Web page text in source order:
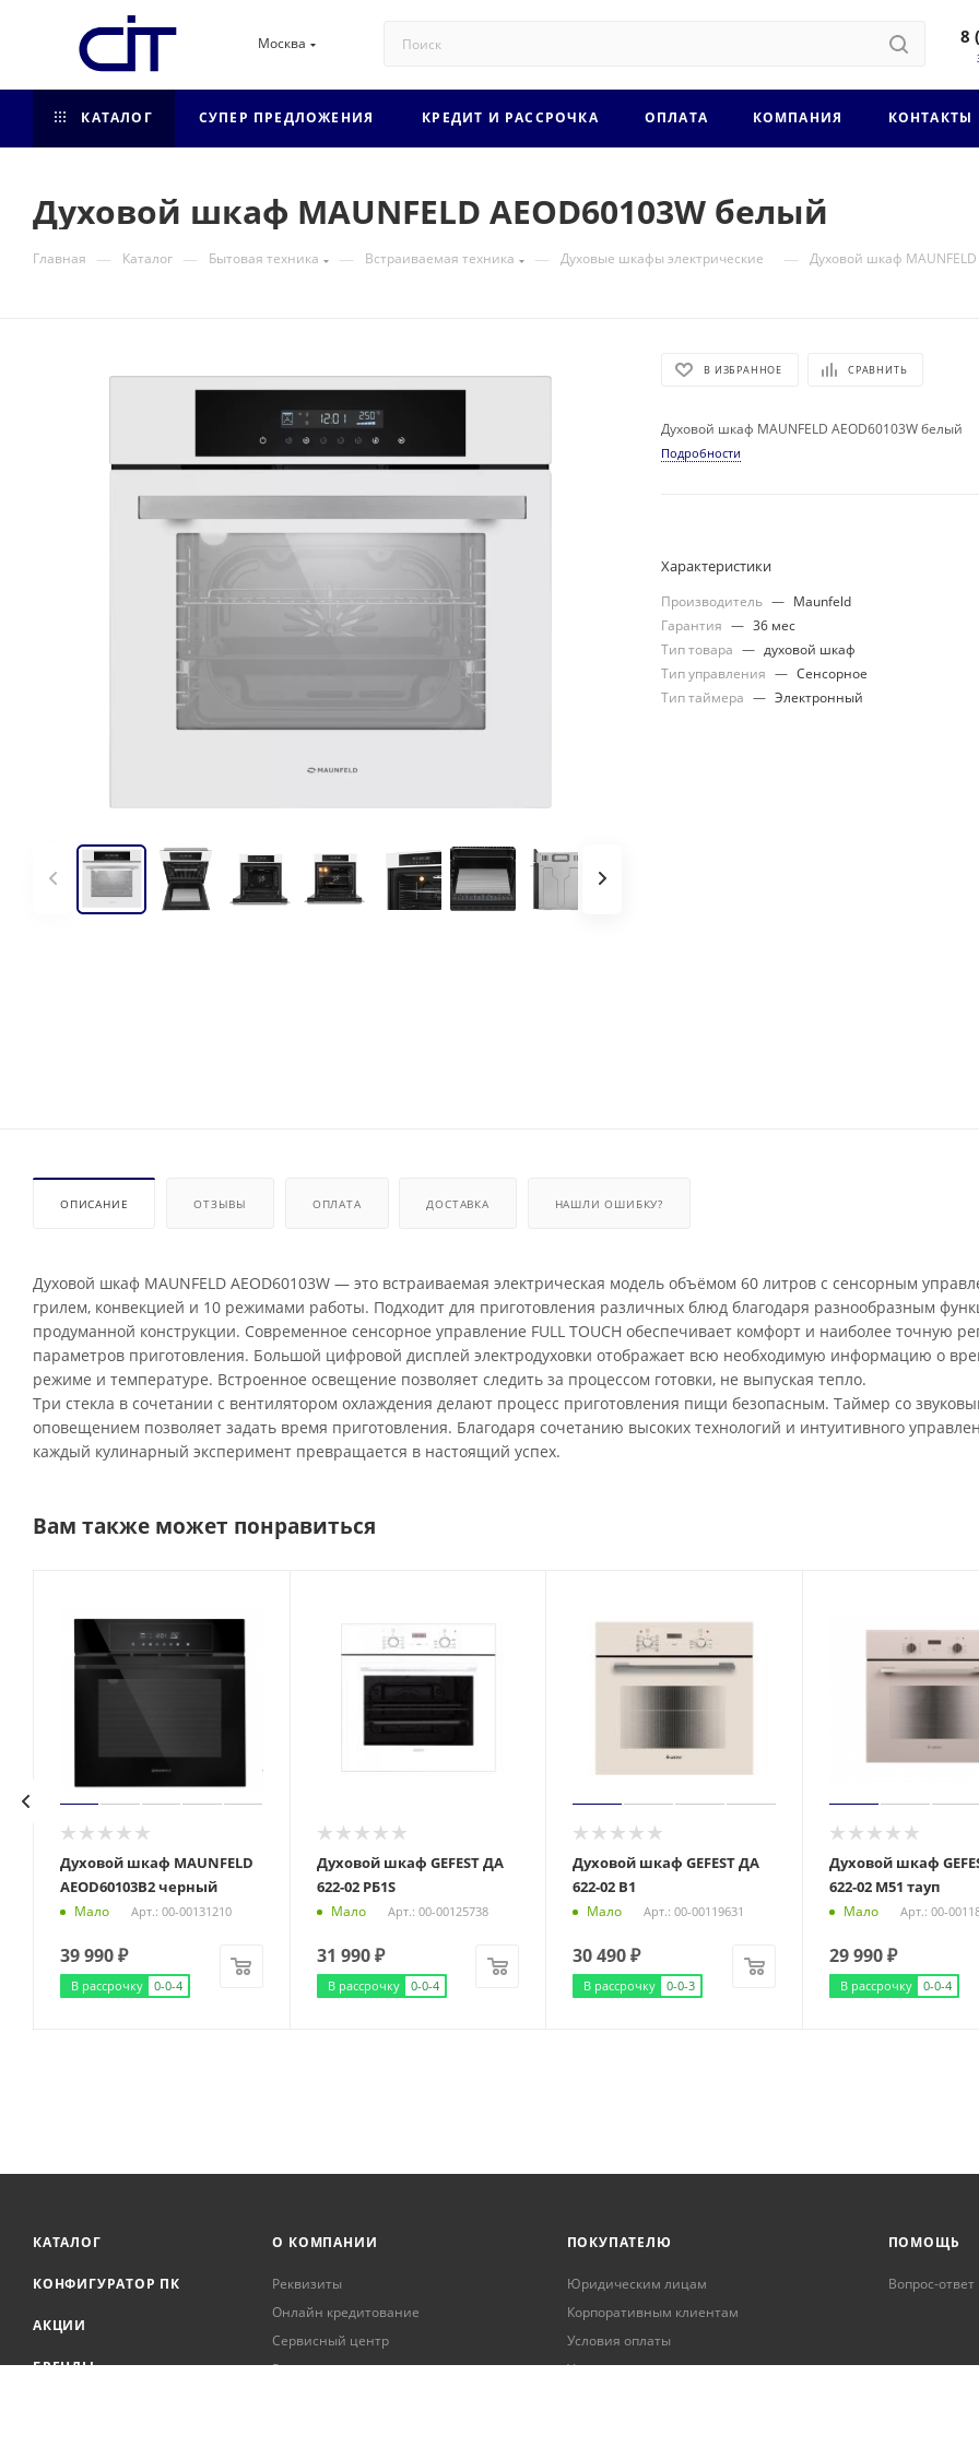
Москва 8
КАТАЛОГ СУПЕР ПРЕДЛОЖЕНИЯ КРЕДИТ И РАССРОЧКА ОПЛАТА КОМПАНИЯ КОНТАКТЫ
Духовой шкаф MAUNFELD AEOD60103W белый
Главная — Каталог — Бытовая техника — Встраиваемая техника — Духовые шкафы электрические — Духовой шкаф
В ИЗБРАННОЕ СРАВНИТЬ
Духовой шкаф MAUNFELD AEOD60103W белый
Подробности
Характеристики
Производитель — Maunfeld
Гарантия — 36 мес
Тип товара — духовой шкаф
Тип управления — Сенсорное
Тип таймера — Электронный
ОПИСАНИЕ ОТЗЫВЫ ОПЛАТА ДОСТАВКА НАШЛИ ОШИБКУ?
Духовой шкаф MAUNFELD AEOD60103W — это встраиваемая электрическая модель объёмом 60 литров с сенсорным
грилем, конвекцией и 10 режимами работы. Подходит для приготовления различных блюд благодаря разнообразным
продуманной конструкции. Современное сенсорное управление FULL TOUCH обеспечивает комфорт и наиболее точную
параметров приготовления. Большой цифровой дисплей электродуховки отображает всю необходимую информацию о
режиме и температуре. Встроенное освещение позволяет следить за процессом готовки, не выпуская тепло.
Три стекла в сочетании с вентилятором охлаждения делают процесс приготовления пищи безопасным. Таймер со
оповещением позволяет задать время приготовления. Благодаря сочетанию высоких технологий и интуитивного
каждый кулинарный эксперимент превращается в настоящий успех.
Вам также может понравиться
Духовой шкаф MAUNFELD
AEOD60103B2 черный
Мало Арт.: 00-00131210
39 990₽
В рассрочку 0-0-4
Духовой шкаф GEFEST ДА
622-02 РБ1S
Мало Арт.: 00-00125738
31 990₽
В рассрочку 0-0-4
Духовой шкаф GEFEST ДА
622-02 В1
Мало Арт.: 00-00119631
30 490₽
В рассрочку 0-0-3
Духовой шкаф
622-02 М51 тауп
Мало Арт.: 00-
29 990₽
В рассрочку 0-0-4
КАТАЛОГ
КОНФИГУРАТОР ПК
АКЦИИ
БРЕНДЫ
О КОМПАНИИ
Реквизиты
Онлайн кредитование
Сервисный центр
Регистрация касс
ПОКУПАТЕЛЮ
Юридическим лицам
Корпоративным клиентам
Условия оплаты
Условия доставки
ПОМОЩЬ
Вопрос-ответ